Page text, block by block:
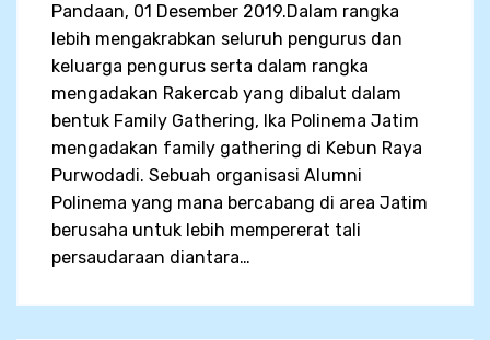
Pandaan, 01 Desember 2019.Dalam rangka
lebih mengakrabkan seluruh pengurus dan
keluarga pengurus serta dalam rangka
mengadakan Rakercab yang dibalut dalam
bentuk Family Gathering, Ika Polinema Jatim
mengadakan family gathering di Kebun Raya
Purwodadi. Sebuah organisasi Alumni
Polinema yang mana bercabang di area Jatim
berusaha untuk lebih mempererat tali
persaudaraan diantara…